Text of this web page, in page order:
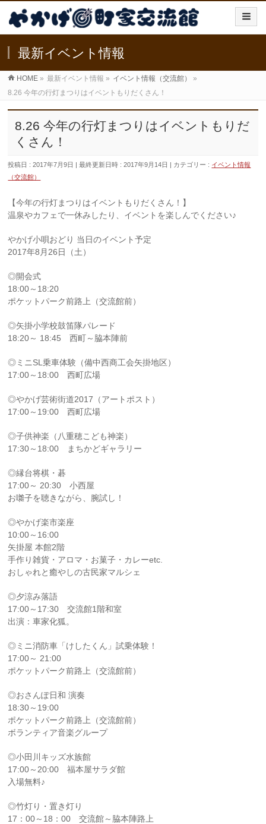
最新イベント情報
HOME » 最新イベント情報 » イベント情報（交流館）
»
8.26 今年の行灯まつりはイベントもりだくさん！
8.26 今年の行灯まつりはイベントもりだ
くさん！
投稿日 : 2017年7月9日 最終更新日時 : 2017年9月14日 カテゴリー : イベント情報
（交流館）
【今年の行灯まつりはイベントもりだくさん！】
温泉やカフェで一休みしたり、イベントを楽しんでください♪
やかげ小唄おどり 当日のイベント予定
2017年8月26日（土）
◎開会式
18:00～18:20
ポケットパーク前路上（交流館前）
◎矢掛小学校鼓笛隊パレード
18:20～ 18:45 西町～脇本陣前
◎ミニSL乗車体験（備中西商工会矢掛地区）
17:00～18:00 西町広場
◎やかげ芸術街道2017（アートポスト）
17:00～19:00 西町広場
◎子供神楽（八重穂こども神楽）
17:30～18:00 まちかどギャラリー
◎縁台将棋・碁
17:00～ 20:30 小西屋
お囃子を聴きながら、腕試し！
◎やかげ楽市楽座
10:00～16:00
矢掛屋 本館2階
手作り雑貨・アロマ・お菓子・カレーetc.
おしゃれと癒やしの古民家マルシェ
◎夕涼み落語
17:00～17:30 交流館1階和室
出演：車家化狐。
◎ミニ消防車「けしたくん」試乗体験！
17:00～ 21:00
ポケットパーク前路上（交流館前）
◎おさんぽ日和 演奏
18:30～19:00
ポケットパーク前路上（交流館前）
ボランティア音楽グループ
◎小田川キッズ水族館
17:00～20:00 福本屋サラダ館
入場無料♪
◎竹灯り・置き灯り
17：00～18：00 交流館～脇本陣路上